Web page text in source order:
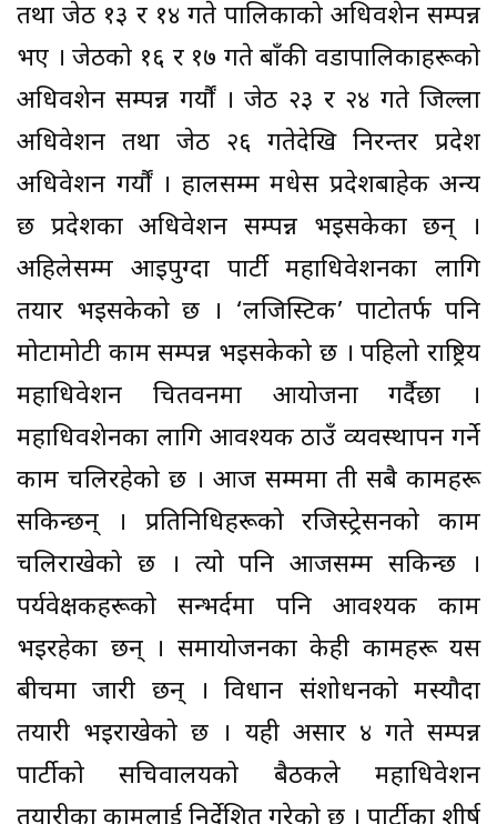
तथा जेठ १३ र १४ गते पालिकाको अधिवशेन सम्पन्न
भए । जेठको १६ र १७ गते बाँकी वडापालिकाहरूको
अधिवशेन सम्पन्न गर्यौं । जेठ २३ र २४ गते जिल्ला
अधिवेशन तथा जेठ २६ गतेदेखि निरन्तर प्रदेश
अधिवेशन गर्यौं । हालसम्म मधेस प्रदेशबाहेक अन्य
छ प्रदेशका अधिवेशन सम्पन्न भइसकेका छन् ।
अहिलेसम्म आइपुग्दा पार्टी महाधिवेशनका लागि
तयार भइसकेको छ । ‘लजिस्टिक’ पाटोतर्फ पनि
मोटामोटी काम सम्पन्न भइसकेको छ । पहिलो राष्ट्रिय
महाधिवेशन चितवनमा आयोजना गर्दैछौँ ।
महाधिवशेनका लागि आवश्यक ठाउँ व्यवस्थापन गर्ने
काम चलिरहेको छ । आज सम्ममा ती सबै कामहरू
सकिन्छन् । प्रतिनिधिहरूको रजिस्ट्रेसनको काम
चलिराखेको छ । त्यो पनि आजसम्म सकिन्छ ।
पर्यवेक्षकहरूको सन्भर्दमा पनि आवश्यक काम
भइरहेका छन् । समायोजनका केही कामहरू यस
बीचमा जारी छन् । विधान संशोधनको मस्यौदा
तयारी भइराखेको छ । यही असार ४ गते सम्पन्न
पार्टीको सचिवालयको बैठकले महाधिवेशन